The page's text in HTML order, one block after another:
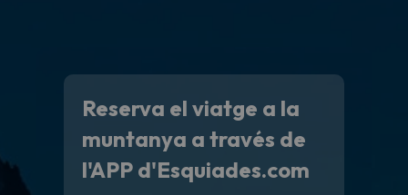
Reserva el viatge a la
muntanya a través de
l'APP d'Esquiades.com